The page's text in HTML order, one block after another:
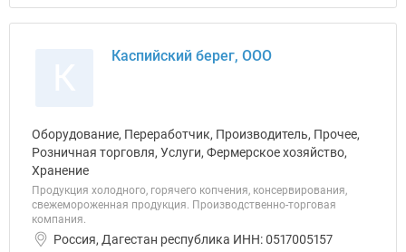
Каспийский берег, ООО
Оборудование, Переработчик, Производитель, Прочее,
Розничная торговля, Услуги, Фермерское хозяйство,
Хранение
Продукция холодного, горячего копчения, консервирования,
свежемороженная продукция. Производственно-торговая
компания.
Россия, Дагестан республика ИНН: 0517005157